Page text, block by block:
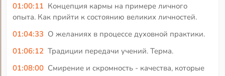
01:00:11 Концепция кармы на примере личного
опыта. Как прийти к состоянию великих личностей.
01:04:33 О желаниях в процессе духовной практики.
01:06:12 Традиции передачи учений. Терма.
01:08:00 Смирение и скромность - качества, которые